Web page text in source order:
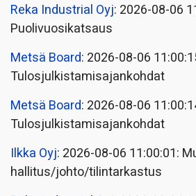
Reka Industrial Oyj: 2026-08-06
Puolivuosikatsaus
Metsä Board: 2026-08-06
Tulosjulkistamisajankohdat
Metsä Board: 2026-08-06
Tulosjulkistamisajankohdat
Ilkka Oyj: 2026-08-06 11:00:01:
hallitus/johto/tilintarkastus